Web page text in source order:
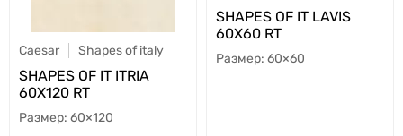
Caesar Shapes of italy
SHAPES OF IT ITRIA
60X120 RT
60×120
SHAPES OF IT LAVIS
60X60 RT
60×60